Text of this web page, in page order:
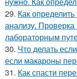
29. Как
анализу. Проверка
лабораторным
30. Что делать
если макароны
31. Как спасти